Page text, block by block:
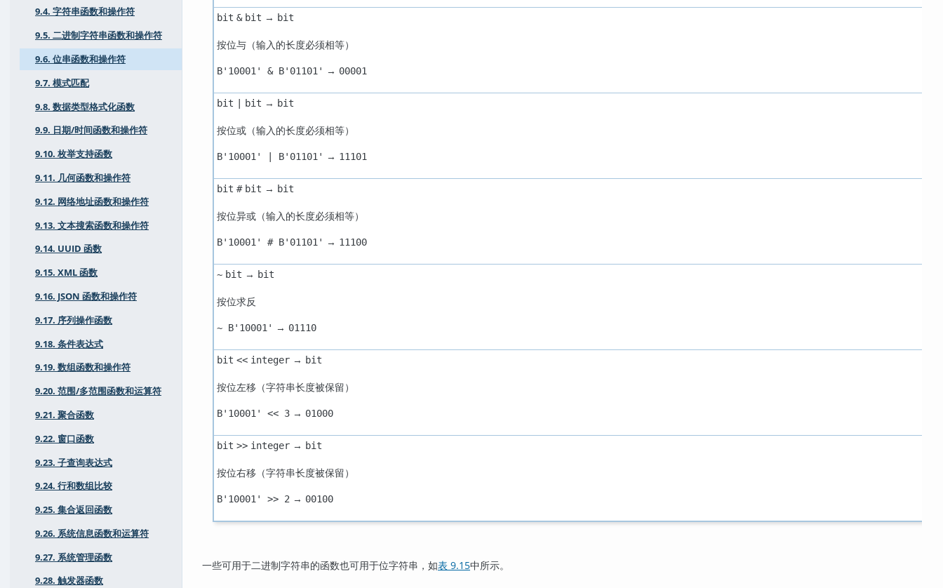
9.4. 字符串函数和操作符
9.5. 二进制字符串函数和操作符
9.6. 位串函数和操作符
9.7. 模式匹配
9.8. 数据类型格式化函数
9.9. 日期/时间函数和操作符
9.10. 枚举支持函数
9.11. 几何函数和操作符
9.12. 网络地址函数和操作符
9.13. 文本搜索函数和操作符
9.14. UUID 函数
9.15. XML 函数
9.16. JSON 函数和操作符
9.17. 序列操作函数
9.18. 条件表达式
9.19. 数组函数和操作符
9.20. 范围/多范围函数和运算符
9.21. 聚合函数
9.22. 窗口函数
9.23. 子查询表达式
9.24. 行和数组比较
9.25. 集合返回函数
9.26. 系统信息函数和运算符
9.27. 系统管理函数
9.28. 触发器函数
bit & bit → bit
按位与（输入的长度必须相等）
B'10001' & B'01101' → 00001
bit bit → bit
按位或（输入的长度必须相等）
B'10001' | B'01101' → 11101
bit # bit → bit
按位异或（输入的长度必须相等）
B'10001' # B'01101' → 11100
~ bit → bit
按位求反
~ B'10001' → 01110
bit << integer→ bit
按位左移（字符串长度被保留）
B'10001' << 3→ 01000
bit >> integer→ bit
按位右移（字符串长度被保留）
B'10001' >> 2→ 00100
一些可用于二进制字符串的函数也可用于位字符串，如表 9.15中所示。